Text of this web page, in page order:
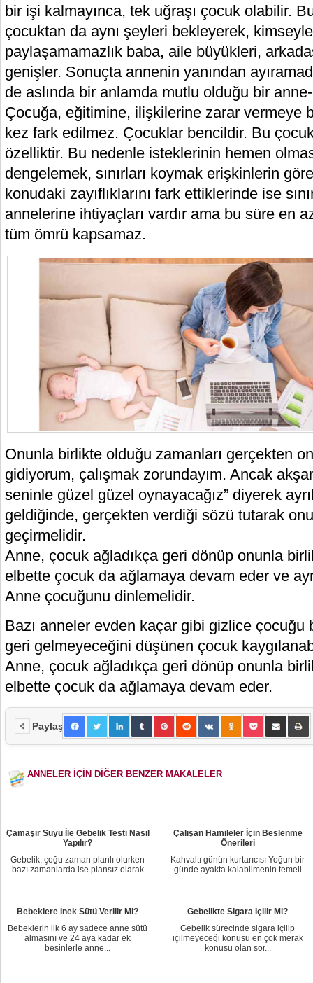
bir işi kalmayınca, tek uğraşı çocuk olabilir.
çocuktan da aynı şeyleri bekleyerek,
paylaşamamazlık baba, aile büyükleri,
genişler. Sonuçta annenin yanından
de aslında bir anlamda mutlu olduğu bir
Çocuğa, eğitimine, ilişkilerine zarar vermeye
kez fark edilmez. Çocuklar bencildir. Bu
özelliktir. Bu nedenle isteklerinin hemen
dengelemek, sınırları koymak erişkinlerin
konudaki zayıflıklarını fark ettiklerinde ise
annelerine ihtiyaçları vardır ama bu süre en
tüm ömrü kapsamaz.
Onunla birlikte olduğu zamanları gerçekten
gidiyorum, çalışmak zorundayım. Ancak
seninle güzel güzel oynayacağız” diyerek
geldiğinde, gerçekten verdiği sözü tutarak
geçirmelidir.
Anne, çocuk ağladıkça geri dönüp onunla
elbette çocuk da ağlamaya devam eder ve
Anne çocuğunu dinlemelidir.
Bazı anneler evden kaçar gibi gizlice çocuğu
geri gelmeyeceğini düşünen çocuk
Anne, çocuk ağladıkça geri dönüp onunla
elbette çocuk da ağlamaya devam eder.
Paylaş
ANNELER İÇİN DİĞER BENZER MAKALELER
Çamaşır Suyu İle Gebelik Testi Nasıl
Yapılır?
Gebelik, çoğu zaman planlı olurken
bazı zamanlarda ise plansız olarak
Çalışan Hamileler İçin Beslenme
Önerileri
Kahvaltı günün kurtarıcısı Yoğun bir
günde ayakta kalabilmenin temeli
Bebeklere İnek Sütü Verilir Mi?
Bebeklerin ilk 6 ay sadece anne sütü
almasını ve 24 aya kadar ek
besinlerle anne...
Gebelikte Sigara İçilir Mi?
Gebelik sürecinde sigara içilip
içilmeyeceği konusu en çok merak
konusu olan sor...